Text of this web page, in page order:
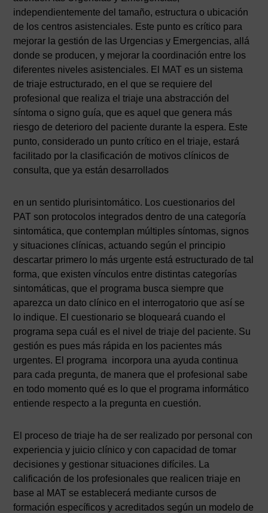
independientemente del tamaño, estructura o ubicación
de los centros asistenciales. Este punto es crítico para
mejorar la gestión de las Urgencias y Emergencias, allá
donde se producen, y mejorar la coordinación entre los
diferentes niveles asistenciales. El MAT es un sistema
de triaje estructurado, en el que se requiere del
profesional que realiza el triaje una abstracción del
síntoma o signo guía, que es aquel que genera más
riesgo de deterioro del paciente durante la espera. Este
punto, considerado un punto crítico en el triaje, estará
facilitado por la clasificación de motivos clínicos de
consulta, que ya están desarrollados
en un sentido plurisintomático. Los cuestionarios del
PAT son protocolos integrados dentro de una categoría
sintomática, que contemplan múltiples síntomas, signos
y situaciones clínicas, actuando según el principio
descartar primero lo más urgente está estructurado de tal
forma, que existen vínculos entre distintas categorías
sintomáticas, que el programa busca siempre que
aparezca un dato clínico en el interrogatorio que así se
lo indique. El cuestionario se bloqueará cuando el
programa sepa cuál es el nivel de triaje del paciente. Su
gestión es pues más rápida en los pacientes más
urgentes. El programa incorpora una ayuda continua
para cada pregunta, de manera que el profesional sabe
en todo momento qué es lo que el programa informático
entiende respecto a la pregunta en cuestión.
El proceso de triaje ha de ser realizado por personal con
experiencia y juicio clínico y con capacidad de tomar
decisiones y gestionar situaciones difíciles. La
calificación de los profesionales que realicen triaje en
base al MAT se establecerá mediante cursos de
formación específicos y acreditados según un modelo de